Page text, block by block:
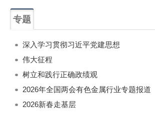
专题
深入学习贯彻习近平党建思想
伟大征程
树立和践行正确政绩观
2026年全国两会有色金属行业专题报道
2026新春走基层